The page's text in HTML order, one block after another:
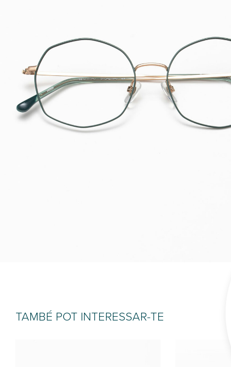
TAMBÉ POT INTERESSAR-TE